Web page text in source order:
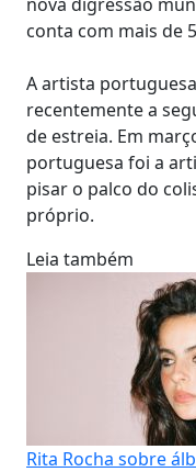
conta com mais de
A artista
recentemente a
de estreia. Em
portuguesa foi a
pisar o palco do
próprio.
Leia também
Rita Rocha sobre